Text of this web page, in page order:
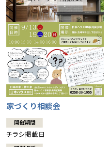
家づくり相談会
開催期間
チラシ掲載日